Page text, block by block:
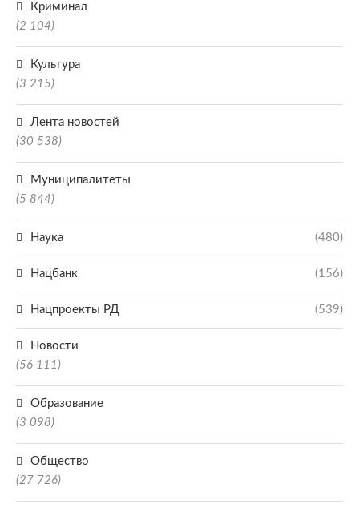
Криминал
(2 104)
Культура
(3 215)
Лента новостей
(30 538)
Муниципалитеты
(5 844)
Наука (480)
Нацбанк (156)
Нацпроекты РД (539)
Новости
(56 111)
Образование
(3 098)
Общество
(27 726)